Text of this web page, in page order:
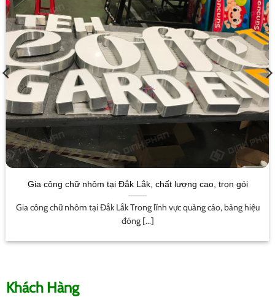
Dịch vụ in ấn tại Buôn Ma Thuột trọn gói, giá rẻ, chất lượng
cao
Dịch vụ in ấn tại Buôn Ma Thuột Giới thiệu dịch vụ in ấn tại [...]
Khách Hàng